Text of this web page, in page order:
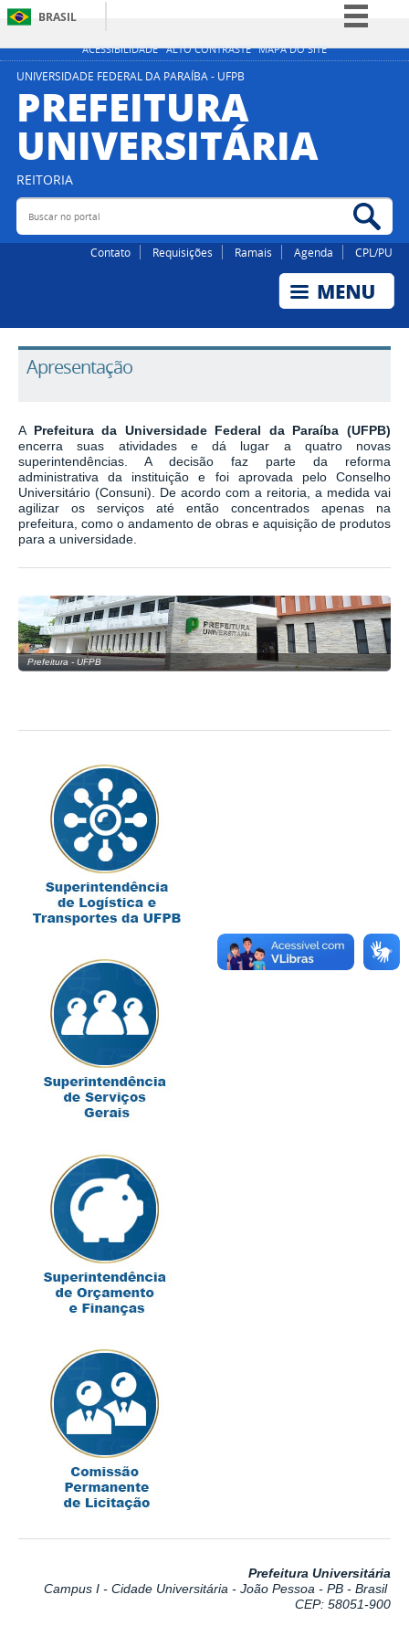
ACESSIBILIDADE ALTO CONTRASTE MAPA DO SITE
BRASIL
Simplifique!
Acesso à informação
Legislação
UNIVERSIDADE FEDERAL DA PARAÍBA - UFPB
PREFEITURA
UNIVERSITÁRIA
REITORIA
Buscar no portal
Contato Requisições Ramais Agenda CPL/PU
Apresentação
A Prefeitura da Universidade Federal da Paraíba (UFPB)
encerra suas atividades e dá lugar a quatro novas
superintendências. A decisão faz parte da reforma
administrativa da instituição e foi aprovada pelo Conselho
Universitário (Consuni). De acordo com a reitoria, a medida vai
agilizar os serviços até então concentrados apenas na
prefeitura, como o andamento de obras e aquisição de produtos
para a universidade.
Prefeitura - UFPB
Prefeitura Universitária
Campus I - Cidade Universitária - João Pessoa - PB - Brasil
CEP: 58051-900